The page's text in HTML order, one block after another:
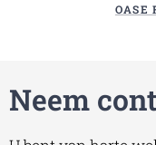
OASE
Neem